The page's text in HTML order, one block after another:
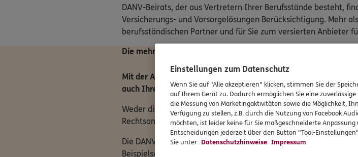
DANV-Beirats, der aus Vertretern Ihrer Berufsstände besteht,
Versicherungs- und Vorsorgelösungen Berücksichtigung. Mehr
berufsständischen Partner und für Sie zum versierten Anbieter
Die mehrfach ausgezeichnete Berufsunfähigkeits­versicherung
Mit der Absicherung gegen Berufsunfähigkeit sichern Sie
auch Ihren gewohnten Lebensstandard.
Weder die gesetzliche Rentenversicherung noch die
Rechtsanwälte, Steuerberater, Wirtschaftsprüfer bieten Ihnen
Die DANV-Berufsunfähigkeitsversicherung bietet Ihnen viele
Beispielsweise verzichten wir auf jegliche Verweisung und auf
Einstellungen zum Datenschutz
Wenn Sie auf "Alle akzeptieren" klicken, stimmen Sie der
auf Ihrem Gerät zu. Dadurch ermöglichen Sie eine
die Messung von Marketingaktivitäten sowie die Möglichkeit,
Verfügung zu stellen, z.B. durch die Nutzung von Facebook
möchten, ist leider keine für Sie maßgeschneiderte
Entscheidungen jederzeit über den Button "Tool-
Sie unter Datenschutzhinweise Impressum